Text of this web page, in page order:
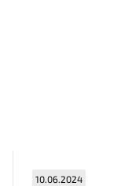
10.06.2024